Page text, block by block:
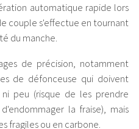
automatique rapide lors
couple s'effectue en tournant
du manche.
de précision, notamment
de défonceuse qui doivent
peu (risque de les prendre
la fraise), mais
fragiles ou en carbone.